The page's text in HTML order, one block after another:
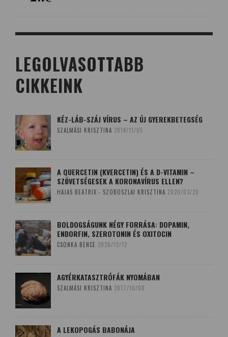
LEGOLVASOTTABB
CIKKEINK
KÉZ-LÁB-SZÁJ VÍRUS – AZ ÚJ GYEREKBETEGSÉG
SZALMÁSI KRISZTINA 2014/11/05
A QUERCETIN (KVERCETIN) ÉS A D-VITAMIN –
SZÖVETSÉGESEK A KORONAVÍRUS ELLEN?
HAJAS BEATRIX - SZOBOSZLAI KRISZTINA 2020/03/20
BOLDOGSÁGUNK NÉGY FORRÁSA: DOPAMIN,
ENDORFIN, SZEROTONIN ÉS OXITOCIN
CSONKA BENCE 2020/12/12
AGYÉRKATASZTRÓFÁK NYOMÁBAN
SZALMÁSI KRISZTINA 2017/10/08
A LEKOPOGÁS BABONÁJA